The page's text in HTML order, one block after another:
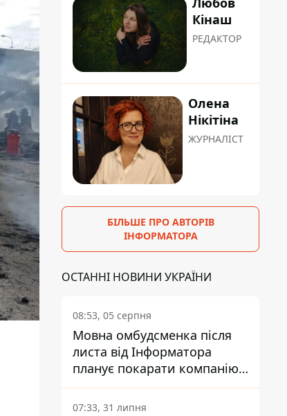
Кінаш
РЕДАКТОР
Олена
Нікітіна
ЖУРНАЛІСТ
БІЛЬШЕ ПРО АВТОРІВ
ІНФОРМАТОРА
ОСТАННІ НОВИНИ УКРАЇНИ
08:53, 05 серпня
Мовна омбудсменка після
листа від Інформатора
планує покарати компанію-
підрядника ПриватБанку
07:33, 31 липня